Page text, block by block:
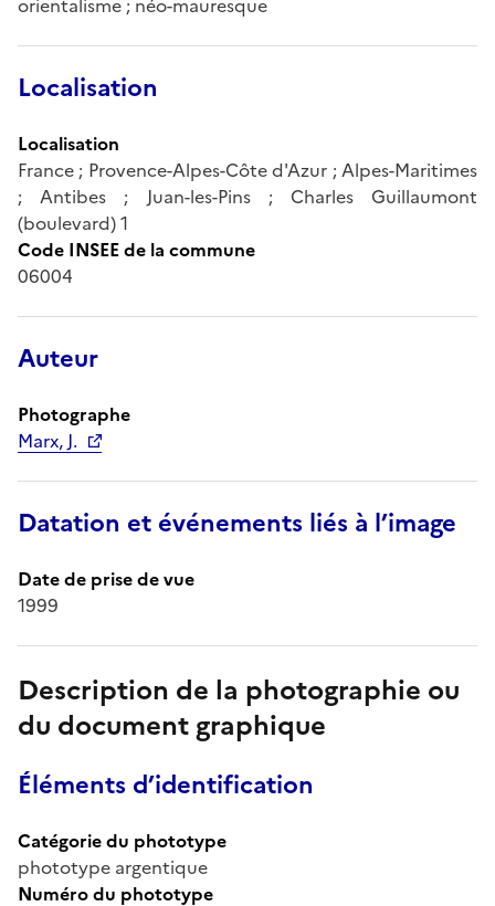
Localisation
Localisation
France ; Provence-Alpes-Côte d'Azur ; Alpes-Maritimes
; Antibes ; Juan-les-Pins ; Charles Guillaumont
(boulevard) 1
Code INSEE de la commune
06004
Auteur
Photographe
Marx, J.
Datation et événements liés à l’image
Date de prise de vue
1999
Description de la photographie ou
du document graphique
Éléments d’identification
Catégorie du phototype
phototype argentique
Numéro du phototype